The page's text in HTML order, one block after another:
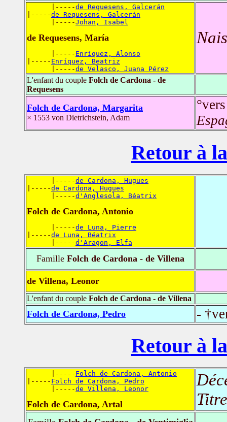
      |-----
de Requesens, Galcerán
|-----de Requesens, Galcerán
      |-----
Johan, Isabel
de Requesens, María
      |-----
Enríquez, Alonso
|----- Enríquez, Beatriz
      |-----
de Velasco, Juana Pérez
L'enfant du couple Folch de Cardona - de
Requesens
Folch de Cardona, Margarita
× 1553 von Dietrichstein, Adam
Retour à
      |-----
de Cardona, Hugues
|-----de Cardona, Hugues
      |-----
d'Anglesola, Béatrix
Folch de Cardona, Antonio
      |-----
de Luna, Pierre
|-----de Luna, Béatrix
      |-----
d'Aragon, Elfa
FamilleFolch de Cardona - de Villena
de Villena, Leonor
L'enfant du couple Folch de Cardona - de Villena
Folch de Cardona, Pedro -
Retour à
      |-----
Folch de Cardona, Antonio
|----- Folch de Cardona, Pedro
      |-----
de Villena, Leonor
Folch de Cardona, Artal